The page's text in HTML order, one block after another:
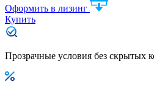
Оформить в лизинг
Купить
Прозрачные условия без скрытых